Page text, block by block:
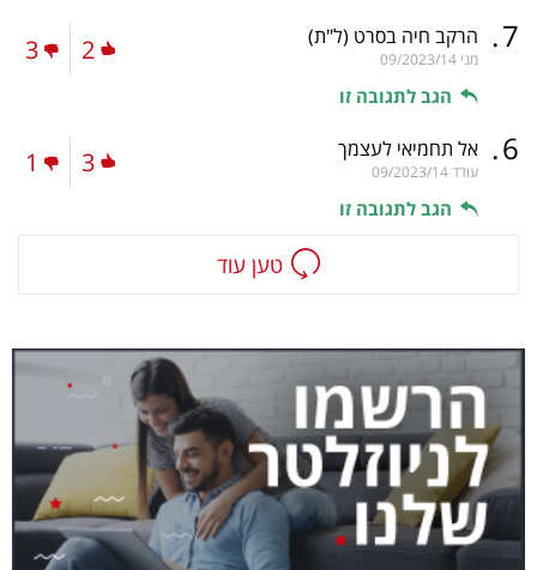
7
. הרקב חיה בסרט (ל"ת)
מני 09/2023/14
הגב לתגובה זו
2
3
6
. אל תחמיאי לעצמך
עודד09/2023/14
הגב לתגובה זו
3
1
טען עוד